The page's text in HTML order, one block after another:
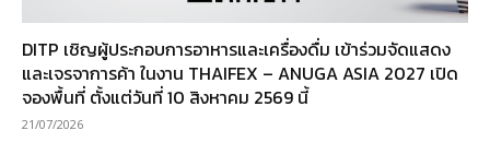
DITP เชิญผู้ประกอบการอาหารและเครื่องดื่ม เข้าร่วมจัดแสดง
และเจรจาการค้า ในงาน THAIFEX – ANUGA ASIA 2027 เปิด
จองพื้นที่ ตั้งแต่วันที่ 10 สิงหาคม 2569 นี้
21/07/2026